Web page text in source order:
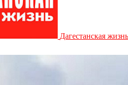
Дагестанская жизнь